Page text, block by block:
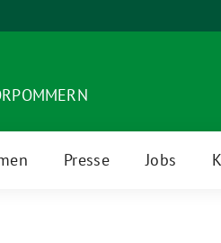
Presse Jobs